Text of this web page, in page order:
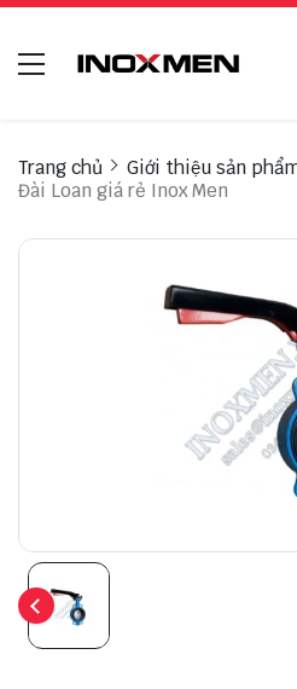
Trang chủ Giới thiệu sản
Đài Loan giá rẻ Inox Men